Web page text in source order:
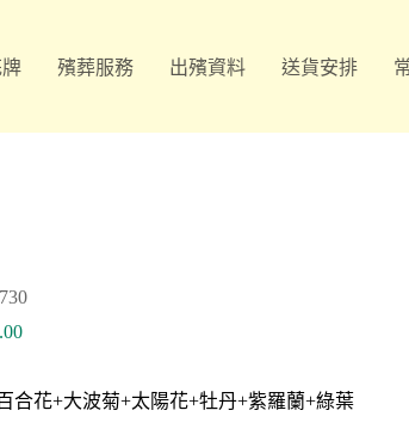
殯葬服務 出殯資料 送貨安排
合花+大波菊+太陽花+牡丹+紫羅蘭+綠葉